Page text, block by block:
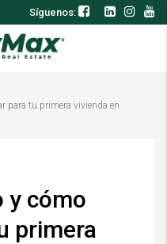
Síguenos:
para tu primera vivienda en
y cómo
primera